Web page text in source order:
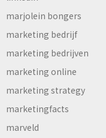
marjolein bongers
marketing bedrijf
marketing bedrijven
marketing online
marketing strategy
marketingfacts
marveld